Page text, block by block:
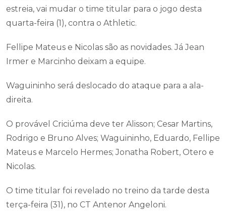
estreia, vai mudar o time titular para o jogo desta
quarta-feira (1), contra o Athletic.
Fellipe Mateus e Nicolas são as novidades. Já Jean
Irmer e Marcinho deixam a equipe.
Waguininho será deslocado do ataque para a ala-
direita.
O provável Criciúma deve ter Alisson; Cesar Martins,
Rodrigo e Bruno Alves; Waguininho, Eduardo, Fellipe
Mateus e Marcelo Hermes; Jonatha Robert, Otero e
Nicolas.
O time titular foi revelado no treino da tarde desta
terça-feira (31), no CT Antenor Angeloni.